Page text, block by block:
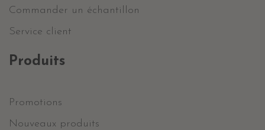
Commander un échantillon
Service client
Produits
Promotions
Nouveaux produits